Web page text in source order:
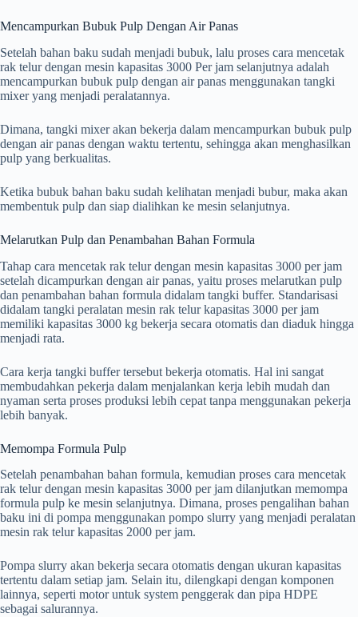
Mencampurkan Bubuk Pulp Dengan Air Panas
Setelah bahan baku sudah menjadi bubuk, lalu proses cara mencetak
rak telur dengan mesin kapasitas 3000 Per jam selanjutnya adalah
mencampurkan bubuk pulp dengan air panas menggunakan tangki
mixer yang menjadi peralatannya.
Dimana, tangki mixer akan bekerja dalam mencampurkan bubuk pulp
dengan air panas dengan waktu tertentu, sehingga akan menghasilkan
pulp yang berkualitas.
Ketika bubuk bahan baku sudah kelihatan menjadi bubur, maka akan
membentuk pulp dan siap dialihkan ke mesin selanjutnya.
Melarutkan Pulp dan Penambahan Bahan Formula
Tahap cara mencetak rak telur dengan mesin kapasitas 3000 per jam
setelah dicampurkan dengan air panas, yaitu proses melarutkan pulp
dan penambahan bahan formula didalam tangki buffer. Standarisasi
didalam tangki peralatan mesin rak telur kapasitas 3000 per jam
memiliki kapasitas 3000 kg bekerja secara otomatis dan diaduk hingga
menjadi rata.
Cara kerja tangki buffer tersebut bekerja otomatis. Hal ini sangat
membudahkan pekerja dalam menjalankan kerja lebih mudah dan
nyaman serta proses produksi lebih cepat tanpa menggunakan pekerja
lebih banyak.
Memompa Formula Pulp
Setelah penambahan bahan formula, kemudian proses cara mencetak
rak telur dengan mesin kapasitas 3000 per jam dilanjutkan memompa
formula pulp ke mesin selanjutnya. Dimana, proses pengalihan bahan
baku ini di pompa menggunakan pompo slurry yang menjadi peralatan
mesin rak telur kapasitas 2000 per jam.
Pompa slurry akan bekerja secara otomatis dengan ukuran kapasitas
tertentu dalam setiap jam. Selain itu, dilengkapi dengan komponen
lainnya, seperti motor untuk system penggerak dan pipa HDPE
sebagai salurannya.